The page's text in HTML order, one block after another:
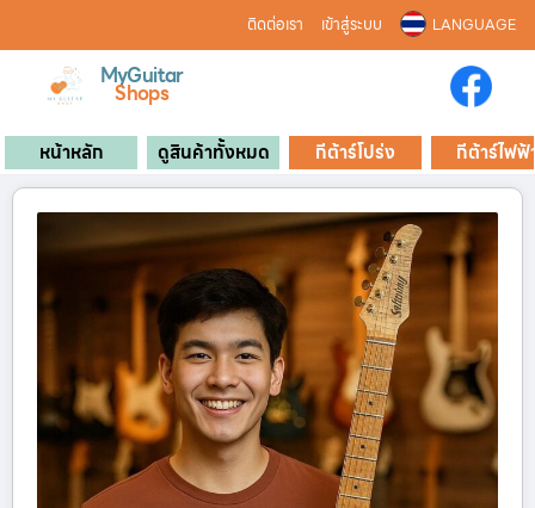
ติดต่อเรา เข้าสู่ระบบ LANGUAGE
MyGuitar
Shops
หน้าหลัก ดูสินค้าทั้งหมด กีต้าร์โปร่ง กีต้าร์ไฟฟ้